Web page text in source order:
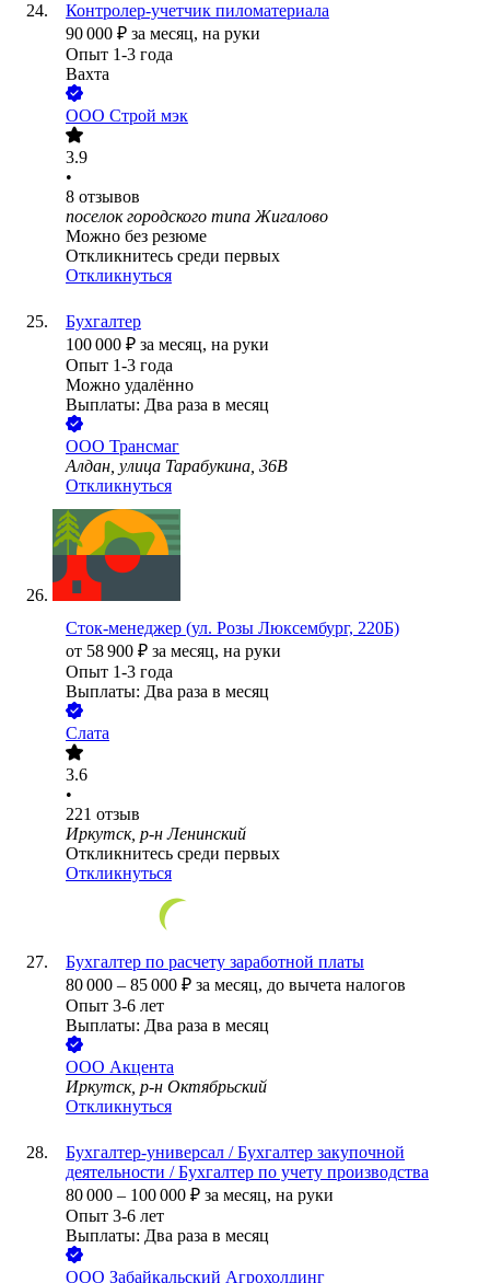
Контролер-учетчик пиломатериала
90 000 ₽ за месяц, на руки
Опыт 1-3 года
Вахта
ООО Строй мэк
3.9
•
8 отзывов
поселок городского типа Жигалово
Можно без резюме
Откликнитесь среди первых
Откликнуться
Бухгалтер
100 000 ₽ за месяц, на руки
Опыт 1-3 года
Можно удалённо
Выплаты: Два раза в месяц
ООО Трансмаг
Алдан, улица Тарабукина, 36В
Откликнуться
Сток-менеджер (ул. Розы Люксембург, 220Б)
от 58 900 ₽ за месяц, на руки
Опыт 1-3 года
Выплаты: Два раза в месяц
Слата
3.6
•
221 отзыв
Иркутск, р-н Ленинский
Откликнитесь среди первых
Откликнуться
Бухгалтер по расчету заработной платы
80 000 – 85 000 ₽ за месяц, до вычета налогов
Опыт 3-6 лет
Выплаты: Два раза в месяц
ООО Акцента
Иркутск, р-н Октябрьский
Откликнуться
Бухгалтер-универсал / Бухгалтер закупочной
деятельности / Бухгалтер по учету производства
80 000 – 100 000 ₽ за месяц, на руки
Опыт 3-6 лет
Выплаты: Два раза в месяц
ООО Забайкальский Агрохолдинг